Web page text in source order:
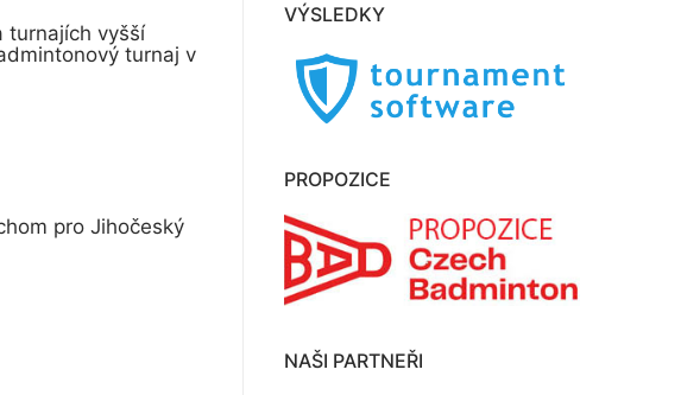
turnajích vyšší
turnaj v
pro Jihočeský
VÝSLEDKY
PROPOZICE
NAŠI PARTNEŘI